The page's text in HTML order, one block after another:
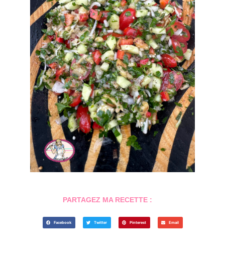
PARTAGEZ MA RECETTE :
Facebook Twitter Pinterest Email